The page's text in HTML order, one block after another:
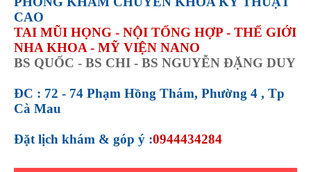
CAO
TAI MŨI HỌNG - NỘI TỔNG HỢP - THẾ GIỚI
NHA KHOA - MỸ VIỆN NANO
BS QUỐC - BS CHI - BS NGUYỄN ĐẶNG DUY
ĐC : 72 - 74 Phạm Hồng Thám, Phường 4 , Tp
Cà Mau
Đặt lịch khám & góp ý :0944434284